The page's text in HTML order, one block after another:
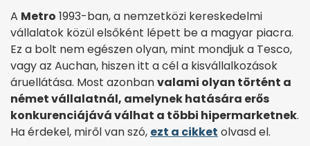
A Metro 1993-ban, a nemzetközi kereskedelmi
vállalatok közül elsőként lépett be a magyar piacra.
Ez a bolt nem egészen olyan, mint mondjuk a Tesco,
vagy az Auchan, hiszen itt a cél a kisvállalkozások
áruellátása. Most azonbanvalami olyan történt a
német vállalatnál, amelynek hatására erős
konkurenciájává válhat a többi hipermarketnek.
Ha érdekel, miről van szó, ezt a cikket olvasd el.